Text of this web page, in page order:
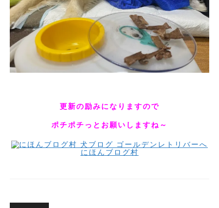
更新の励みになりますので
ポチポチっとお願いしますね～
にほんブログ村
投